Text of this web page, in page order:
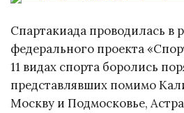
Спартакиада проводилась в
федерального проекта
11 видах спорта боролись
представлявших помимо
Москву и Подмосковье,